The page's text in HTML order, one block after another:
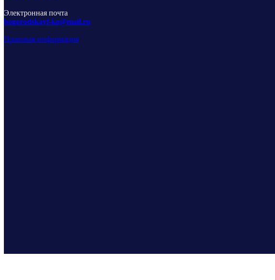
Электронная почта
bogorodskayf-ka@mail.ru
Правовая информация